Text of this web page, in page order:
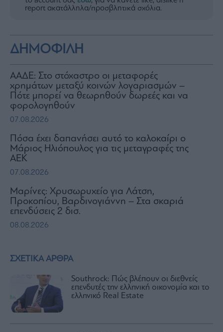
ΣΧΕΤΙΚΑ ΑΡΘΡΑ
Southrock: Πώς βλέπουν οι διεθνείς
επενδυτές την ελληνική οικονομία και το
ελληνικό Real Estate
report ακατάλληλα/προσβλητικά σχόλια.
ΔΗΜΟΦΙΛΗ
ΑΑΔΕ: Στο στόχαστρο οι μεταφορές
χρημάτων μεταξύ κοινών λογαριασμών –
Πότε μπορεί να θεωρηθούν δωρεές και να
φορολογηθούν
07.08.2026
Πόσα έχει δαπανήσει αυτό το καλοκαίρι ο
Μάριος Ηλιόπουλος για τις μεταγραφές της
ΑΕΚ
07.08.2026
Μαρίνες: Χρυσωρυχείο για Λάτση,
Προκοπίου, Βαρδινογιάννη – Στα σκαριά
επενδύσεις 2 δισ.
08.08.2026